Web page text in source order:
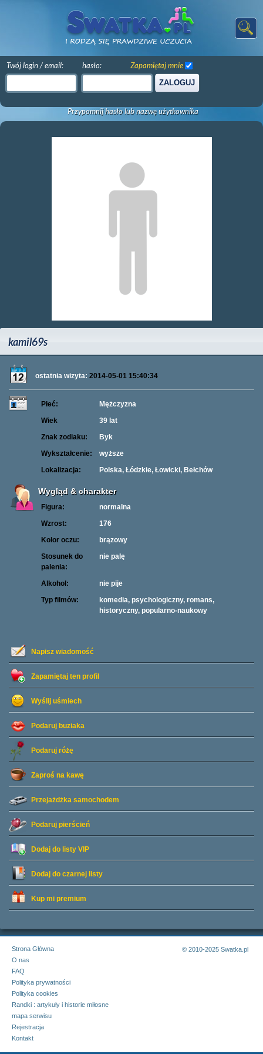
Twój login / email: hasło:
ZALOGUJ
Zapamiętaj mnie
Przypomnij hasło lub nazwę użytkownika
kamil69s
ostatnia wizyta: 2014-05-01 15:40:34
Napisz wiadomość
Zapamiętaj ten profil
Wyślij uśmiech
Podaruj buziaka
Podaruj różę
Zaproś na kawę
Przejażdżka samochodem
Podaruj pierścień
Dodaj do listy VIP
Dodaj do czarnej listy
Kup mi premium
Płeć:
Mężczyzna
Wiek
39 lat
Znak zodiaku:
Byk
Wykształcenie:
wyższe
Lokalizacja:
Polska, Łódzkie, Łowicki, Bełchów
Wygląd & charakter
Figura:
normalna
Wzrost:
176
Kolor oczu:
brązowy
Stosunek do
palenia:
nie palę
Alkohol:
nie pije
Typ filmów:
komedia, psychologiczny, romans,
historyczny, popularno-naukowy
Strona Główna
O nas
FAQ
Polityka prywatności
Polityka cookies
Randki : artykuły i historie miłosne
mapa serwisu
Rejestracja
Kontakt
© 2010-2025 Swatka.pl